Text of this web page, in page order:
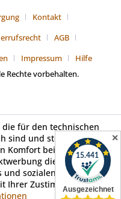
✕
Kontakt
AGB
Impressum
Hilfe
Rechte vorbehalten.
die für den technischen
sind und stets gesetzt
Komfort bei Benutzung
dienen oder die
sozialen Netzwerken
Ihrer Zustimmung gesetzt.